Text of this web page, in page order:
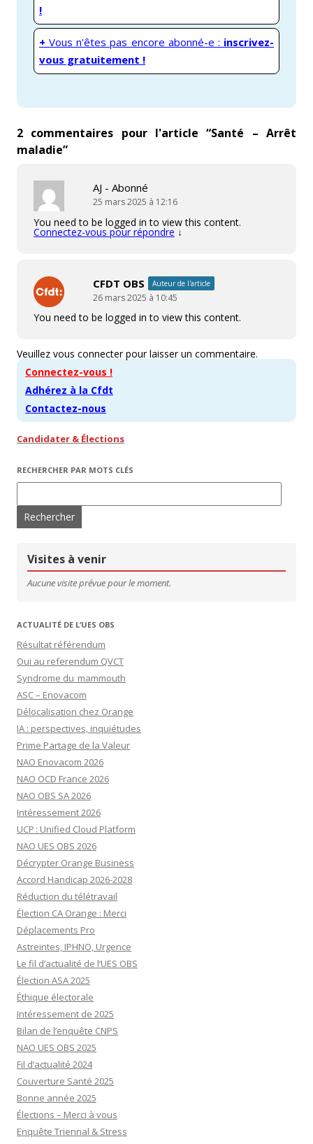
!
+ Vous n'êtes pas encore abonné-e : inscrivez-
vous gratuitement !
2 commentaires pour l'article “Santé – Arrêt
maladie”
AJ - Abonné
25 mars 2025 à 12:16
You need to be logged in to view this content.
Connectez-vous pour répondre ↓
CFDT OBS Auteur de l'article
26 mars 2025 à 10:45
You need to be logged in to view this content.
Veuillez vous connecter pour laisser un commentaire.
Connectez-vous !
Adhérez à la Cfdt
Contactez-nous
Candidater & Élections
RECHERCHER PAR MOTS CLÉS
Visites à venir
Aucune visite prévue pour le moment.
ACTUALITÉ DE L’UES OBS
Résultat référendum
Oui au referendum QVCT
Syndrome du mammouth
ASC – Enovacom
Délocalisation chez Orange
IA : perspectives, inquiétudes
Prime Partage de la Valeur
NAO Enovacom 2026
NAO OCD France 2026
NAO OBS SA 2026
Intéressement 2026
UCP : Unified Cloud Platform
NAO UES OBS 2026
Décrypter Orange Business
Accord Handicap 2026-2028
Réduction du télétravail
Élection CA Orange : Merci
Déplacements Pro
Astreintes, IPHNO, Urgence
Le fil d’actualité de l’UES OBS
Élection ASA 2025
Éthique électorale
Intéressement de 2025
Bilan de l’enquête CNPS
NAO UES OBS 2025
Fil d’actualité 2024
Couverture Santé 2025
Bonne année 2025
Élections – Merci à vous
Enquête Triennal & Stress